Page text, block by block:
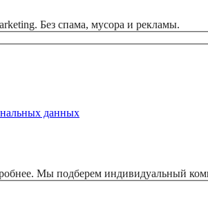
Без спама, мусора и рекламы.
данных
Мы подберем индивидуальный